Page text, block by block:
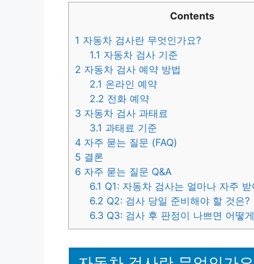
Contents
1 자동차 검사란 무엇인가요?
1.1 자동차 검사 기준
2 자동차 검사 예약 방법
2.1 온라인 예약
2.2 전화 예약
3 자동차 검사 과태료
3.1 과태료 기준
4 자주 묻는 질문 (FAQ)
5 결론
6 자주 묻는 질문 Q&A
6.1 Q1: 자동차 검사는 얼마나 자주
6.2 Q2: 검사 당일 준비해야 할 것은?
6.3 Q3: 검사 후 판정이 나쁘면 어떻